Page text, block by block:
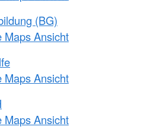
(BG)
Maps Ansicht
Maps Ansicht
Maps Ansicht